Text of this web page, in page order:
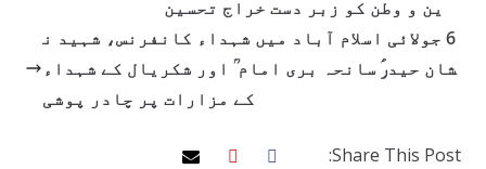
ین و وطن کو زبر دست خراج تحسین
6 جولائی اسلام آباد میں شہداء کانفرنس، شہید ن
شان حیدرؑ سانحہ بری امام ؒ اور شکریال کے شہداء
کے مزارات پر چادر پوشی
Share This Post: